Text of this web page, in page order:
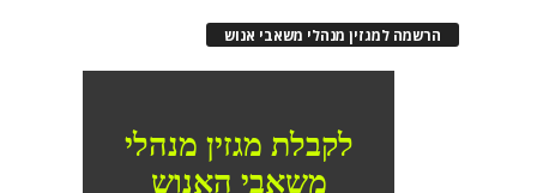
הרשמה למגזין מנהלי משאבי אנוש